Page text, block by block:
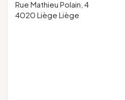
Rue Mathieu Polain, 4
4020 Liège Liège